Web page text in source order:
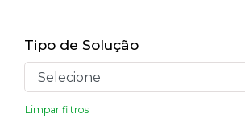
Tipo de Solução
Limpar filtros